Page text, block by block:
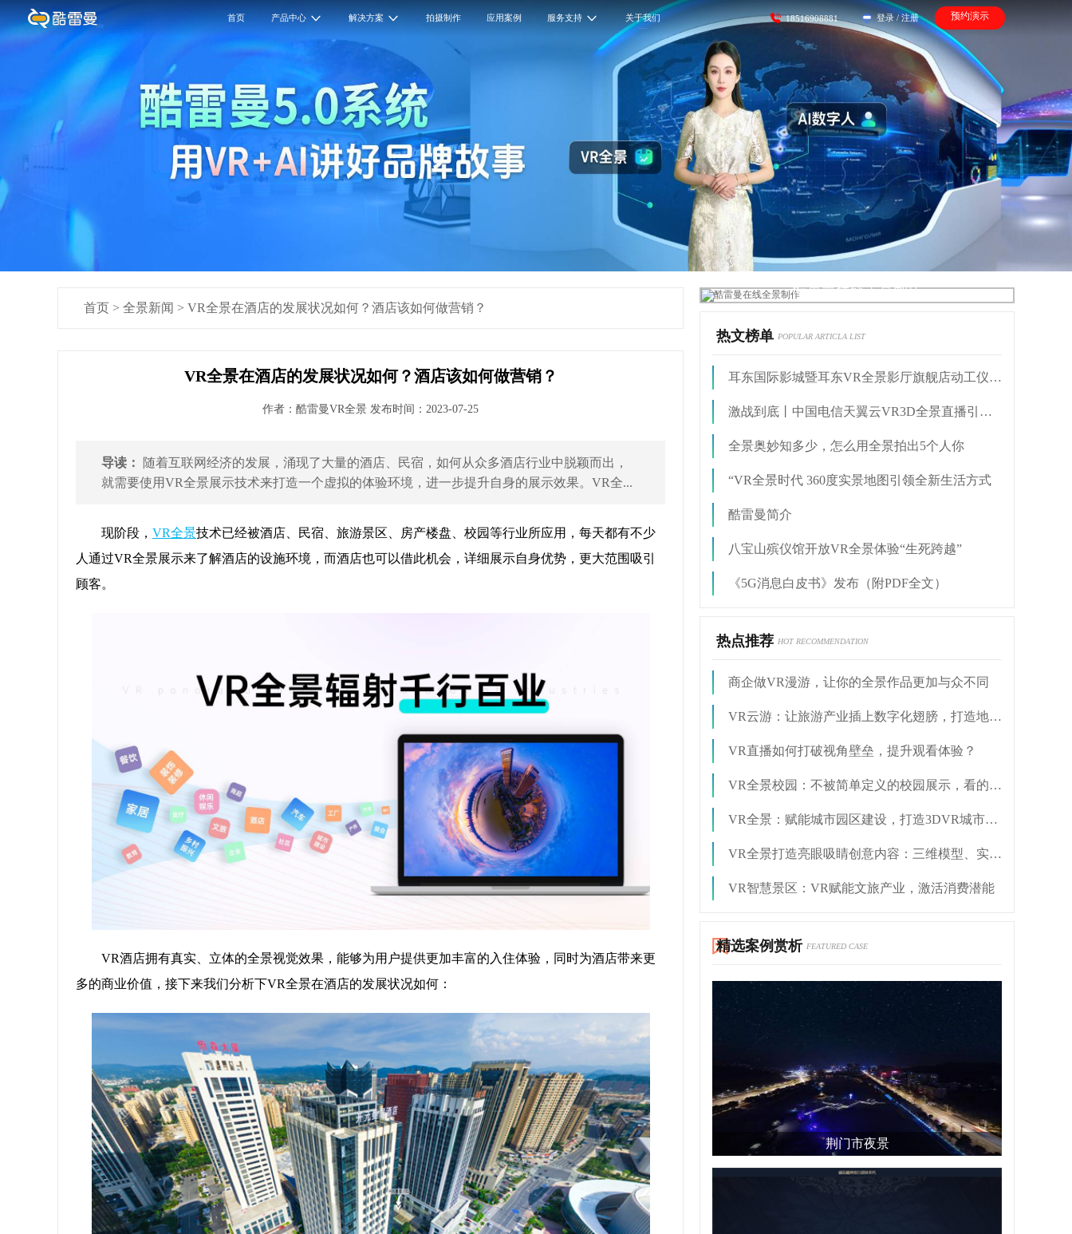
首页 产品中心 解决方案 拍摄制作 应用案例 服务支持 关于我们 18516908881 登录 / 注册 预约演示
首页 > 全景新闻 > VR全景在酒店的发展状况如何？酒店该如何做营销？
VR全景在酒店的发展状况如何？酒店该如何做营销？
作者：酷雷曼VR全景 发布时间：2023-07-25
导读：
随着互联网经济的发展，涌现了大量的酒店、民宿，如何从众多酒店行业中脱颖而出，
就需要使用VR全景展示技术来打造一个虚拟的体验环境，进一步提升自身的展示效果。VR全...
现阶段， VR全景技术已经被酒店、民宿、旅游景区、房产楼盘、校园等行业所应用，每天都有不少
人通过VR全景展示来了解酒店的设施环境，而酒店也可以借此机会，详细展示自身优势，更大范围吸引
顾客。
VR酒店拥有真实、立体的全景视觉效果，能够为用户提供更加丰富的入住体验，同时为酒店带来更
多的商业价值，接下来我们分析下VR全景在酒店的发展状况如何：
酷雷曼在线全景制作
热文榜单 POPULAR ARTICLA LIST
耳东国际影城暨耳东VR全景影厅旗舰店动工仪式盛大举行
激战到底丨中国电信天翼云VR3D全景直播引燃拳击热火
全景奥妙知多少，怎么用全景拍出5个人你
“VR全景时代 360度实景地图引领全新生活方式
酷雷曼简介
八宝山殡仪馆开放VR全景体验“生死跨越”
《5G消息白皮书》发布（附PDF全文）
热点推荐 HOT RECOMMENDATION
商企做VR漫游，让你的全景作品更加与众不同
VR云游：让旅游产业插上数字化翅膀，打造地方名片
VR直播如何打破视角壁垒，提升观看体验？
VR全景校园：不被简单定义的校园展示，看的不止“一面”
VR全景：赋能城市园区建设，打造3DVR城市名片
VR全景打造亮眼吸睛创意内容：三维模型、实景建模
VR智慧景区：VR赋能文旅产业，激活消费潜能
精选案例赏析 FEATURED CASE
荆门市夜景